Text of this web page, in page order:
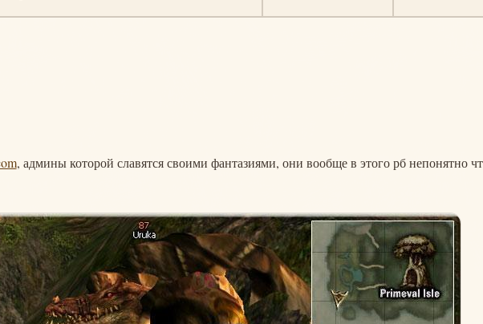
, админы которой славятся своими фантазиями, они вообще в этого рб непонятно